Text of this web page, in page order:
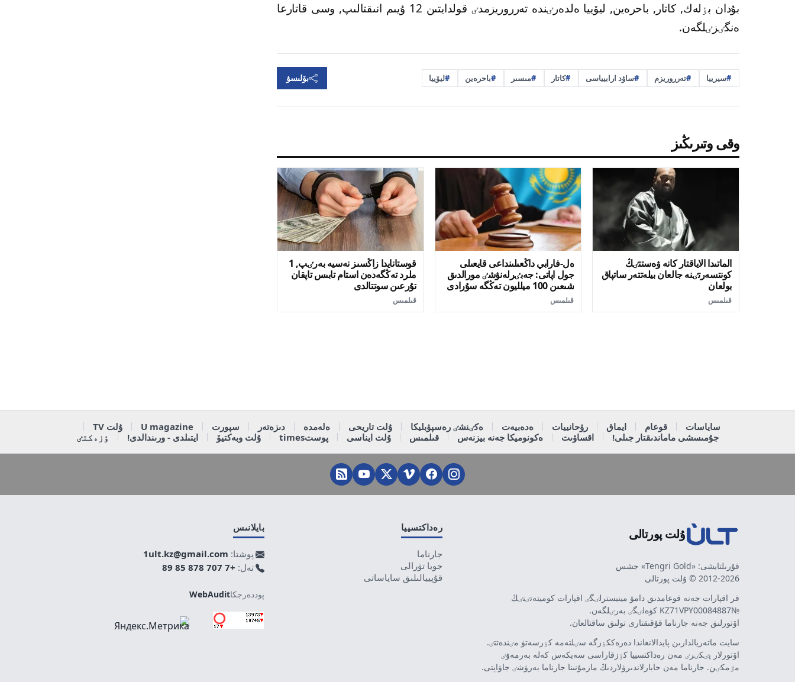
بۇدان بٶلەك, كاتار, باحرەين, ليۆييا ەلدەرٸندە تەرروريزمدٸ قولدايتىن 12 ۇيىم انىقتالىپ, وسى قاتارعا
ەنگٸزٸلگەن.
سيرييا تەرروريزم ساۋد ارابيياسى كاتار مىسىر باحرەين ليۆييا بۆلىسۋ
وقى وتىرىڭىز
الماتىدا الاياقتار كانە ۋەستتٸڭ
كونتسەرتٸنە جالعان بيلەتتەر ساتپاق
بولعان
قىلمىس
ەل-فارابي داڭعىلىنداعى قايعىلى
جول اپاتى: جەبٸرلەنۋشٸ مورالدىق
شىعىن 100 ميلليون تەڭگە سۇرادى
قىلمىس
قوستانايدا زاڭسىز نەسيە بەرٸپ, 1
ملرد تەڭگەدەن استام تابىس تاپقان
تۇرعىن سوتتالدى
قىلمىس
ساياسات قوعام ايماق رۋحانييات ەدەبيەت ەكٸنشٸ رەسپۋبليكا ۇلت تاريحى ەلەمدە دىزەتەر سپورت U magazine
ۇلت TV
جۇمىسشى ماماندىقتار جىلى!
اقساۋىت ەكونوميكا جەنە بيزنەس قىلمىس ۇلت ايناسى پوستtimes ۇلت وبەكتيۆ ايتىلدى - ورىندالدى! ٶزەكتٸ
ۇلت پورتالى
قۇرىلتايشى: «Tengri Gold» جشس
2012-2026 © ۇلت پورتالى
قر اقپارات جەنە قوعامدىق دامۋ مينيسترلٸگٸ اقپارات كوميتەتٸنٸڭ
№KZ71VPY00084887 كۋەلٸگٸ بەرٸلگەن.
اۆتورلىق جەنە جارناما قۇقىقتارى تولىق ساقتالعان.
سايت ماتەريالدارىن پايدالانعاندا دەرەككٶزگە سٸلتەمە كٶرسەتۋ مٸندەتتٸ.
اۆتورلار پٸكٸرٸ مەن رەداكتسييا كٶزقاراسى سەيكەس كەلە بەرمەۋٸ
مٷمكٸن. جارناما مەن حابارلاندىرۋلاردىڭ مازمۇنىنا جارناما بەرۋشٸ جاۋاپتى.
رەداكتسييا
جارناما
جوبا تۋرالى
قۇپييالىلىق ساياساتى
بايلانىس
پوشتا: 1ult.kz@gmail.com
تەل: +7 707 878 85 89
پوددەرجكاWebAudit